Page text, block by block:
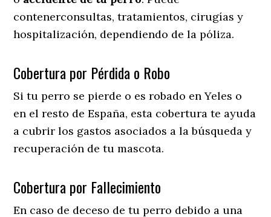
contenerconsultas, tratamientos, cirugías y
hospitalización, dependiendo de la póliza.
Cobertura por Pérdida o Robo
Si tu perro se pierde o es robado en Yeles o
en el resto de España, esta cobertura te ayuda
a cubrir los gastos asociados a la búsqueda y
recuperación de tu mascota.
Cobertura por Fallecimiento
En caso de deceso de tu perro debido a una